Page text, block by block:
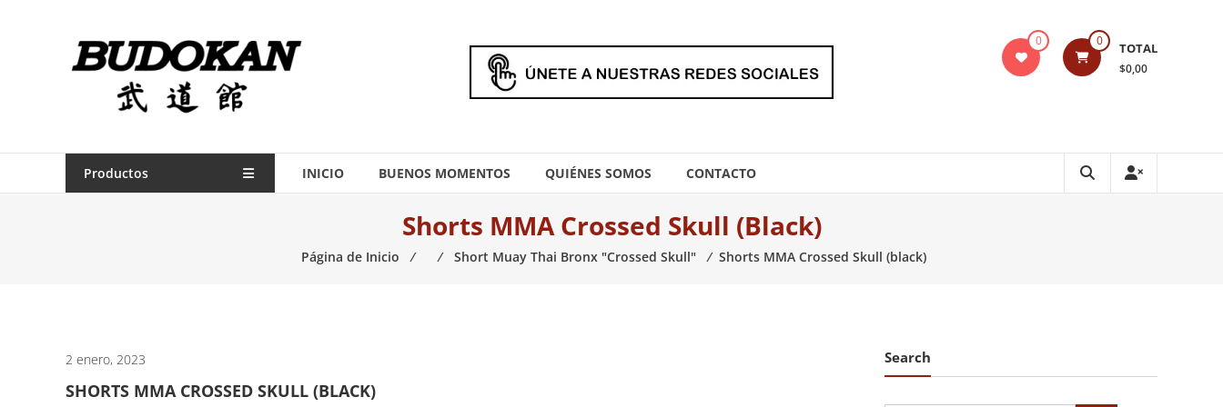
Indumentaria
para
artes
marciales
Todo
lo
marciales.
0 0 TOTAL
$0,00
Productos INICIO BUENOS MOMENTOS QUIÉNES SOMOS CONTACTO
Shorts MMA Crossed Skull (black)
Página de Inicio ⁄ ⁄ Short Muay Thai Bronx "Crossed Skull" ⁄ Shorts MMA Crossed Skull (black)
2 enero, 2023
SHORTS MMA CROSSED SKULL (BLACK)
Search